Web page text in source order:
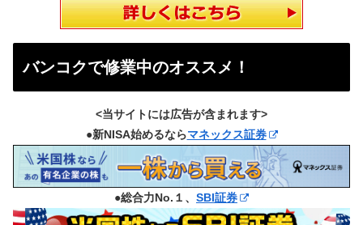
バンコクで修業中のオススメ！
<当サイトには広告が含まれます>
●新NISA始めるならマネックス証券
●総合力No.１、 SBI証券